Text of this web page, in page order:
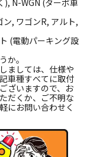
), N-WGN (ターボ車
ン, ワゴンR, アルト,
(電動パーキング設
か。
ましては、仕様や
車種すべてに取付
ざいますので、お
だくか、ご不明な
にお問い合わせく